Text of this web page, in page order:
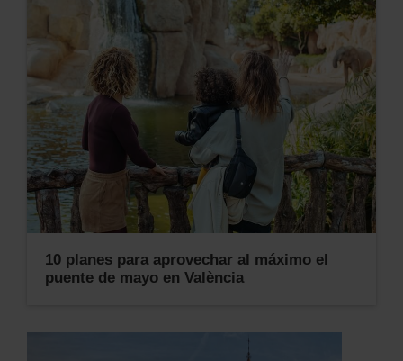
10 planes para aprovechar al máximo el
puente de mayo en València